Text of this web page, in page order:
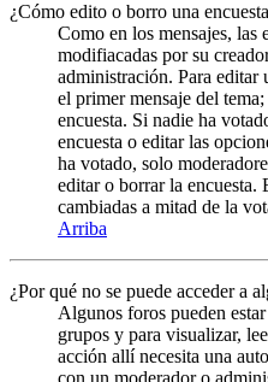
¿Cómo edito o borro una
Como en los mensajes, las
modifiacadas por su
administración. Para editar
el primer mensaje del
encuesta. Si nadie ha
encuesta o editar las
ha votado, solo
editar o borrar la encuesta.
cambiadas a mitad de la
Arriba
¿Por qué no se puede acceder a
Algunos foros pueden
grupos y para visualizar,
acción allí necesita una